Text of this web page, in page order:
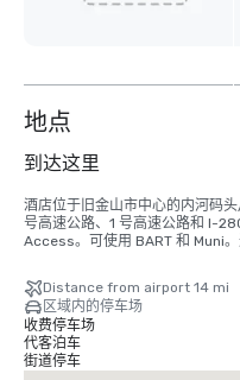
地点
到达这里
酒店位于旧金山市中心的内河码
号高速公路、1 号高速公路和 I-
Access。可使用 BART 和 Muni
Distance from airport 14 mi
区域内的停车场
收费停车场
代客泊车
街道停车